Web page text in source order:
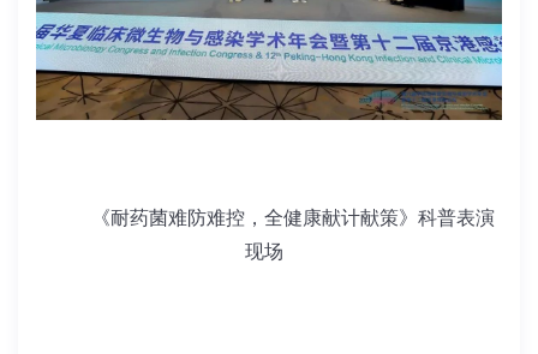
《耐药菌难防难控，全健康献计献策》科普表演
现场